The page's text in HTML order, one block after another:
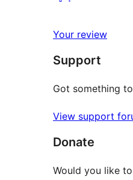
သုံးသပ်
0
စောင်
ပွင့်
သုံးသပ်
ချက်
စောင်
Your review
Support
Got something
View support
Donate
Would you like